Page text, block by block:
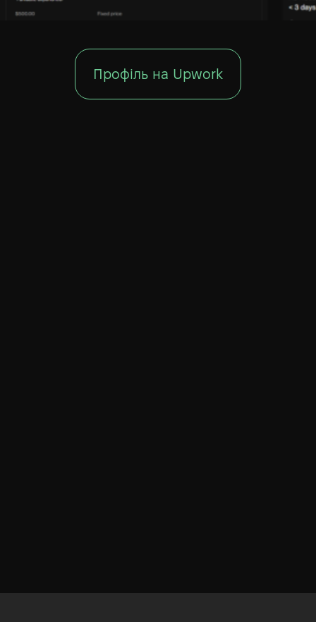
Профіль на Upwork